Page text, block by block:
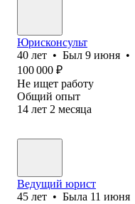
Юрисконсульт
40 лет • Был 9 июня •
100 000 ₽
Не ищет работу
Общий опыт
14 лет 2 месяца
Ведущий юрист
45 лет • Была 11 июня